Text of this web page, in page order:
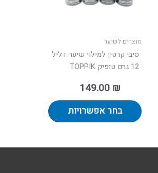
מוצרים לשיער
סיבי קרטין למילוי שיער דליל
12 גרם טופיק TOPPIK
149.00 ₪
בחר אפשרויות